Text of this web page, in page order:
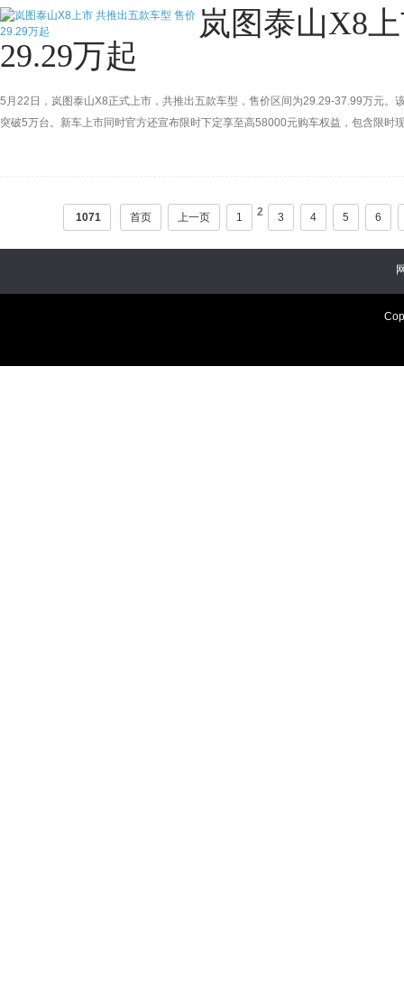
岚图泰山X8
29.29万起
5月22日，岚图泰山X8正式上市，共推出五款车型，售价区间为29.29-37.99万元
突破5万台。新车上市同时官方还宣布限时下定享至高58000元购车权益，包含限
1071 首页 上一页 1 2 3 4 5 6